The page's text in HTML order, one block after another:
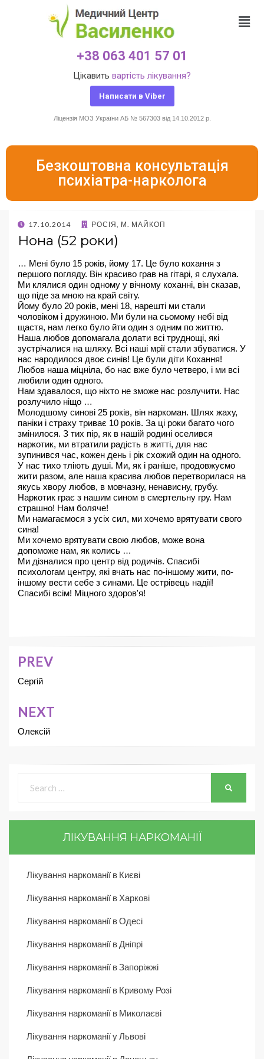
+38 063 401 57 01
Цікавить вартість лікування?
Написати в Viber
Ліцензія МОЗ України АБ № 567303 від 14.10.2012 р.
Безкоштовна консультація
психіатра-нарколога
17.10.2014 РОСІЯ, М. МАЙКОП
Нона (52 роки)
… Мені було 15 років, йому 17. Це було кохання з
першого погляду. Він красиво грав на гітарі, я слухала.
Ми клялися один одному у вічному коханні, він сказав,
що піде за мною на край світу.
Йому було 20 років, мені 18, нарешті ми стали
чоловіком і дружиною. Ми були на сьомому небі від
щастя, нам легко було йти один з одним по життю.
Наша любов допомагала долати всі труднощі, які
зустрічалися на шляху. Всі наші мрії стали збуватися. У
нас народилося двоє синів! Це були діти Кохання!
Любов наша міцніла, бо нас вже було четверо, і ми всі
любили один одного.
Нам здавалося, що ніхто не зможе нас розлучити. Нас
розлучило ніщо …
Молодшому синові 25 років, він наркоман. Шлях жаху,
паніки і страху триває 10 років. За ці роки багато чого
змінилося. З тих пір, як в нашій родині оселився
наркотик, ми втратили радість в житті, для нас
зупинився час, кожен день і рік схожий один на одного.
У нас тихо тліють душі. Ми, як і раніше, продовжуємо
жити разом, але наша красива любов перетворилася на
якусь хвору любов, в мовчазну, ненависну, грубу.
Наркотик грає з нашим сином в смертельну гру. Нам
страшно! Нам боляче!
Ми намагаємося з усіх сил, ми хочемо врятувати свого
сина!
Ми хочемо врятувати свою любов, може вона
допоможе нам, як колись …
Ми дізналися про центр від родичів. Спасибі
психологам центру, які вчать нас по-іншому жити, по-
іншому вести себе з синами. Це острівець надії!
Спасибі всім! Міцного здоров'я!
PREV
Сергій
NEXT
Олексій
ЛІКУВАННЯ НАРКОМАНІЇ
Лікування наркоманії в Києві
Лікування наркоманії в Харкові
Лікування наркоманії в Одесі
Лікування наркоманії в Дніпрі
Лікування наркоманії в Запоріжжі
Лікування наркоманії в Кривому Розі
Лікування наркоманії в Миколаєві
Лікування наркоманії у Львові